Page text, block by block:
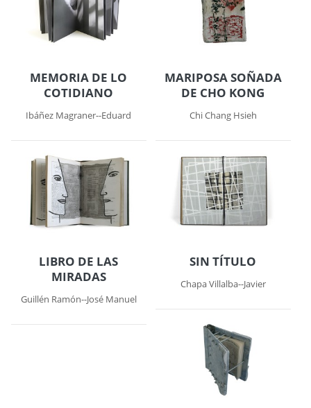
MEMORIA DE LO
COTIDIANO
Ibáñez Magraner--Eduard
MARIPOSA SOÑADA
DE CHO KONG
Chi Chang Hsieh
LIBRO DE LAS
MIRADAS
Guillén Ramón--José Manuel
SIN TÍTULO
Chapa Villalba--Javier